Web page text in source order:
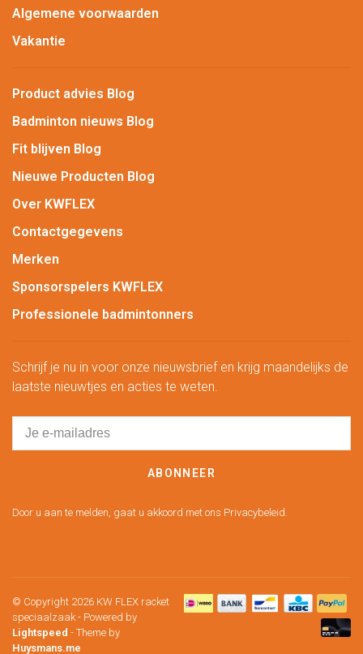
Algemene voorwaarden
Vakantie
Product advies Blog
Badminton nieuws Blog
Fit blijven Blog
Nieuwe Producten Blog
Over KWFLEX
Contactgegevens
Merken
Sponsorspelers KWFLEX
Professionele badmintonners
Schrijf je nu in voor onze nieuwsbrief en krijg maandelijks de
laatste nieuwtjes en acties te weten.
ABONNEER
Door u aan te melden, gaat u akkoord met ons Privacybeleid.
© Copyright 2026 KW FLEX racket
speciaalzaak - Powered by
Lightspeed - Theme by
Huysmans.me